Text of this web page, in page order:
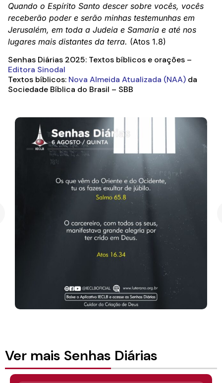
Quando o Espírito Santo descer sobre vocês, vocês
receberão poder e serão minhas testemunhas em
Jerusalém, em toda a Judeia e Samaria e até nos
lugares mais distantes da terra. (Atos 1.8)
Senhas Diárias 2025: Textos bíblicos e orações –
Editora Sinodal
Textos bíblicos: Nova Almeida Atualizada (NAA) da
Sociedade Bíblica do Brasil – SBB
Ver mais Senhas Diárias